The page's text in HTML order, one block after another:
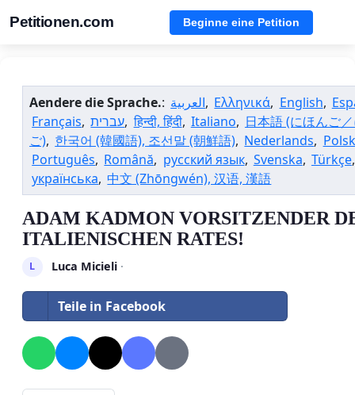
Petitionen.com Beginne eine Petition
Aendere die Sprache.: العربية, Ελληνικά, English,
Français, עברית, हिन्दी, हिंदी, Italiano, 日本語 (にほんご
ご), 한국어 (韓國語), 조선말 (朝鮮語), Nederlands,
Português, Română, русский язык, Svenska, Türkçe,
українська, 中文 (Zhōngwén), 汉语, 漢語
ADAM KADMON VORSITZENDER
ITALIENISCHEN RATES!
L Luca Micieli·
Teile in Facebook